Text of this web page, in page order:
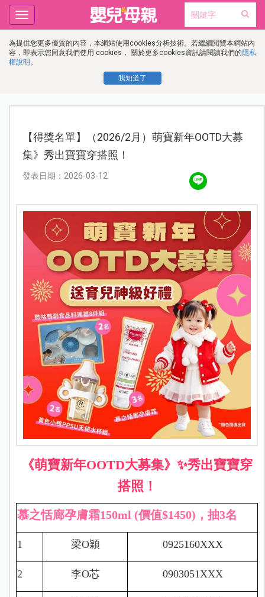
為提供您更多優質的內容，本網站使用cookies分析技術。若繼續閱覽本網站內
容，即表示您同意我們使用 cookies， 關於更多cookies資訊請閱讀我們的隱私
權說明 。
我知道了
Toggle
navigation
【得獎名單】（2026/2月）萌寶新年OOTD大募
集》秀出寶寶穿搭照！
發表日期：2026-03-12
《萌寶新年OOTD大募集》 ✨秀出寶寶穿
搭照！
慕之恬廊孕膚霜150ml (價值$1450)，抽3名
1 梁O穎 0925160XXX
2 李O芯 0903051XXX